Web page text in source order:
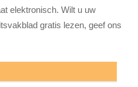
elektronisch. Wilt u uw
gratis lezen, geef ons